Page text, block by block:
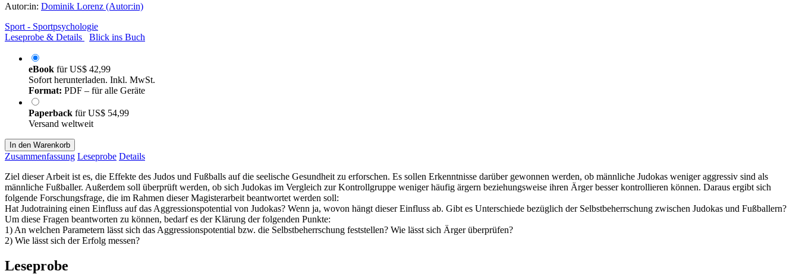
Autor:in: Dominik Lorenz (Autor:in)
Sport - Sportpsychologie
Leseprobe & Details
Blick ins Buch
eBook fürUS$ 42,99
Sofort herunterladen. Inkl. MwSt.
Format: PDF – für alle Geräte
Paperback fürUS$ 54,99
Versand weltweit
In den Warenkorb
Zusammenfassung Leseprobe Details
Ziel dieser Arbeit ist es, die Effekte des Judos und Fußballs auf die seelische Gesundheit zu erforschen. Es sollen Erkenntnisse darüber gewonnen werden, ob männliche Judokas weniger aggressiv sind als
männliche Fußballer. Außerdem soll überprüft werden, ob sich Judokas im Vergleich zur Kontrollgruppe weniger häufig ärgern beziehungsweise ihren Ärger besser kontrollieren können. Daraus ergibt sich
folgende Forschungsfrage, die im Rahmen dieser Magisterarbeit beantwortet werden soll:
Hat Judotraining einen Einfluss auf das Aggressionspotential von Judokas? Wenn ja, wovon hängt dieser Einfluss ab. Gibt es Unterschiede bezüglich der Selbstbeherrschung zwischen Judokas und Fußballern?
Um diese Fragen beantworten zu können, bedarf es der Klärung der folgenden Punkte:
1) An welchen Parametern lässt sich das Aggressionspotential bzw. die Selbstbeherrschung feststellen? Wie lässt sich Ärger überprüfen?
2) Wie lässt sich der Erfolg messen?
Leseprobe